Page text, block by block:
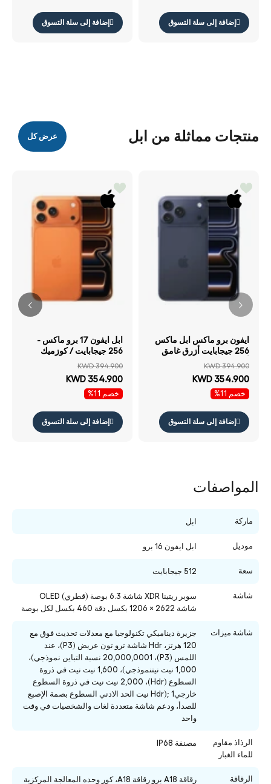
إضافة إلى سلة التسوق إضافة إلى سلة التسوق
منتجات مماثلة من ابل عرض كل
ايفون برو ماكس ابل ماكس
256 جيجابايت أزرق غامق
KWD 394.900
KWD 354.900
خصم 11%
إضافة إلى سلة التسوق
ابل ايفون 17 برو ماكس -
256 جيجابايت / كوزميك
KWD 394.900
KWD 354.900
خصم 11%
إضافة إلى سلة التسوق
المواصفات
ماركة ابل
موديل ابل ايفون 16 برو
سعة 512 جيجابايت
شاشة
سوبر ريتينا XDR شاشة 6.3 بوصة (قطري) OLED
شاشة 2622 × 1206 بكسل دقة 460 بكسل لكل بوصة
شاشة ميزات
جزيرة ديناميكي تكنولوجيا مع معدلات تحديث فوق مع
120 هرتز، Hdr شاشة ترو تون عريض (P3)، عند
اللمس (P3)، 20,000,0001 نسبة التباين نموذجي)،
1,000 نيت نيتنموذجي)، 1,600 نيت نيت في ذروة
السطوع (Hdr)، 2,000 نيت نيت في ذروة السطوع
خارجيHdr); 1 نيت الحد الادني السطوع بصمة الإصبع
للصدأ، ودعم شاشة متعددة لغات والشخصيات في وقت
واحد
الرذاذ مقاوم
للماء الغبار
مصنفة IP68
الرقاقة
رقاقة A18 برو رقاقة A18، كور وحده المعالجة المركزية